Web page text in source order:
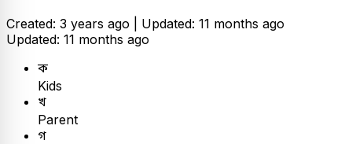
Created: 3 years ago | Updated: 11 months ago
Updated: 11 months ago
ক
Kids
খ
Parent
গ